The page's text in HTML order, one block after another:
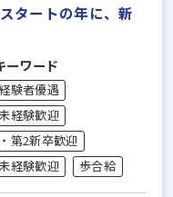
タートの年に、新
ーワード
験者優遇
経験歓迎
第2新卒歓迎
経験歓迎
歩合給